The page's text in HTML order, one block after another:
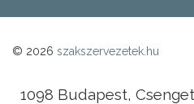
© 2026 szakszervezetek.hu
1098 Budapest,